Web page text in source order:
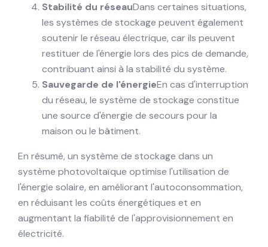
Stabilité du réseauDans certaines situations,
les systèmes de stockage peuvent également
soutenir le réseau électrique, car ils peuvent
restituer de l'énergie lors des pics de demande,
contribuant ainsi à la stabilité du système.
Sauvegarde de l'énergieEn cas d'interruption
du réseau, le système de stockage constitue
une source d'énergie de secours pour la
maison ou le bâtiment.
En résumé, un système de stockage dans un
système photovoltaïque optimise l'utilisation de
l'énergie solaire, en améliorant l'autoconsommation,
en réduisant les coûts énergétiques et en
augmentant la fiabilité de l'approvisionnement en
électricité.